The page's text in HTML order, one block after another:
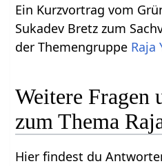
Ein Kurzvortrag vom
Sukadev Bretz zum
der Themengruppe Raja
Weitere Fragen
zum Thema
Hier findest du